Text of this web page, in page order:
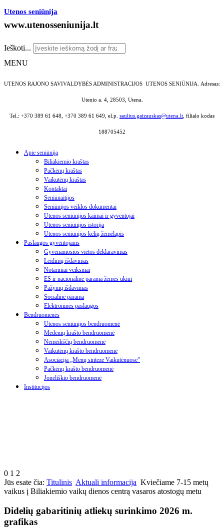
Utenos seniūnija
www.utenosseniunija.lt
Ieškoti...
MENU
UTENOS RAJONO SAVIVALDYBĖS ADMINISTRACIJOS UTENOS SENIŪNIJA. Adresas:
Utenio a. 4, 28503, Utena.
Tel.: +370 389 61 648, +370 389 61 649, el.p. saulius.gaizauskas@utena.lt, filialo kodas
188705452
Apie seniūniją
Biliakiemio kraštas
Pačkėnų kraštas
Vaikutėnų kraštas
Kontaktai
Seniūnaitijos
Seniūnijos veiklos dokumentai
Utenos seniūnijos kaimai ir gyventojai
Utenos seniūnijos istorija
Utenos seniūnijos kelių žemėlapis
Paslaugos gyventojams
Gyvenamosios vietos deklaravimas
Leidimų išdavimas
Notariniai veiksmai
ES ir nacionalinė parama žemės ūkiui
Pažymų išdavimas
Socialinė parama
Elektroninės paslaugos
Bendruomenės
Utenos seniūnijos bendruomenė
Medenių krašto bendruomenė
Nemeikščių bendruomenė
Vaikutėnų krašto bendruomenė
Asociacija „Menų sintezė Vaikutėnuose"
Pačkėnų krašto bendruomenė
Joneliškio bendruomenė
Institucijos
0 1 2
Jūs esate čia: Titulinis Aktuali informacija Kviečiame 7-15 metų
vaikus į Biliakiemio vaikų dienos centrą vasaros atostogų metu
Didelių gabaritinių atliekų surinkimo 2026 m.
grafikas